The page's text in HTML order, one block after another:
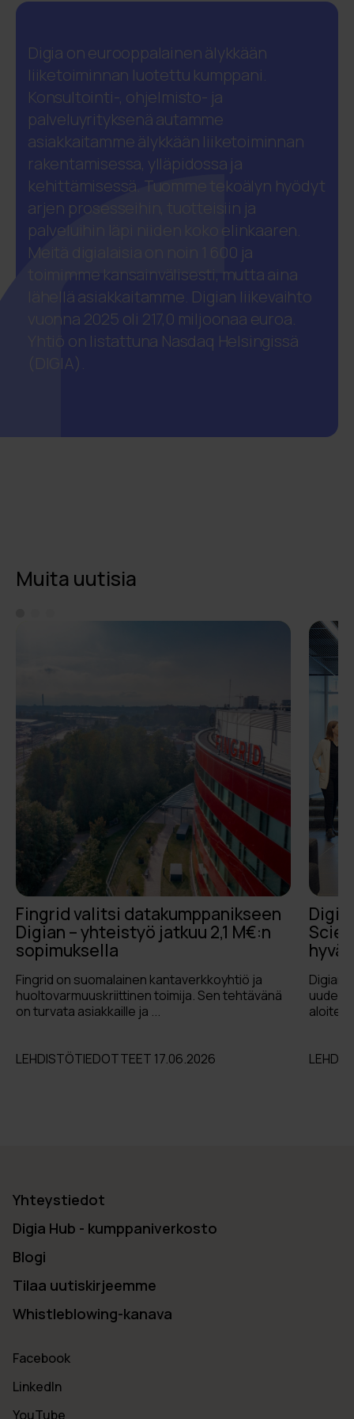
Digia on eurooppalainen älykkään
liiketoiminnan luotettu kumppani.
Konsultointi-, ohjelmisto- ja
palveluyrityksenä autamme
asiakkaitamme älykkään liiketoiminnan
rakentamisessa, ylläpidossa ja
kehittämisessä. Tuomme tekoälyn hyödyt
arjen prosesseihin, tuotteisiin ja
palveluihin läpi niiden koko elinkaaren.
Meitä digialaisia on noin 1 600 ja
toimimme kansainvälisesti, mutta aina
lähellä asiakkaitamme. Digian liikevaihto
vuonna 2025 oli 217,0 miljoonaa euroa.
Yhtiö on listattuna Nasdaq Helsingissä
(DIGIA).
Muita uutisia
Fingrid valitsi datakumppanikseen
Digian – yhteistyö jatkuu 2,1 M€:n
sopimuksella
Fingrid on suomalainen kantaverkkoyhtiö ja
huoltovarmuuskriittinen toimija. Sen tehtävänä
on turvata asiakkaille ja ...
LEHDISTÖTIEDOTTEET 17.06.2026
Digian
uuden
aloite
Yhteystiedot
Digia Hub - kumppaniverkosto
Blogi
Tilaa uutiskirjeemme
Whistleblowing-kanava
Facebook
LinkedIn
YouTube